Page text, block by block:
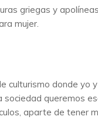
griegas y
mujer.
culturismo donde yo
sociedad queremos
aparte de tener